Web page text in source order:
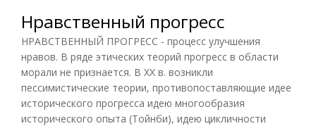
Нравственный прогресс
НРАВСТВЕННЫЙ ПРОГРЕСС - процесс улучшения
нравов. В ряде этических теорий прогресс в области
морали не признается. В XX в. возникли
пессимистические теории, противопоставляющие идее
исторического прогресса идею многообразия
исторического опыта (Тойнби), идею цикличности